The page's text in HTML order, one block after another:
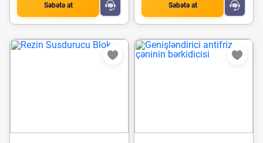
Səbətə at Səbətə at